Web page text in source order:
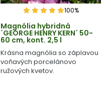
100%
Magnólia hybridná
´GEORGE HENRY KERN´ 50-
60 cm, kont. 2,5 l
Krásna magnólia so záplavou
voňavých porcelánovo
ružových kvetov.